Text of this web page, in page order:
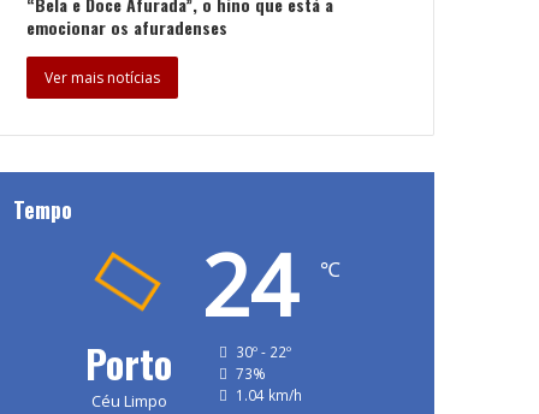
emocionar os afuradenses
Ver mais notícias
Tempo
Porto
Céu Limpo
24 ℃
30º - 22º
73%
1.04 km/h